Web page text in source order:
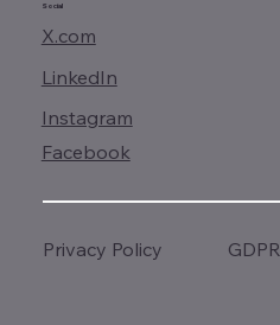
Social
X.com
LinkedIn
Instagram
Facebook
Privacy Policy GDPR